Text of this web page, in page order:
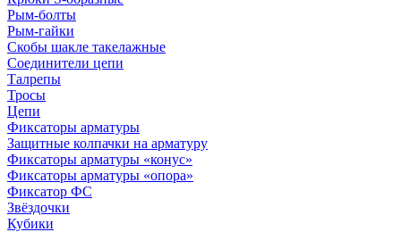
Рым-болты
Рым-гайки
Скобы шакле такелажные
Соединители цепи
Талрепы
Тросы
Цепи
Фиксаторы арматуры
Защитные колпачки на арматуру
Фиксаторы арматуры «конус»
Фиксаторы арматуры «опора»
Фиксатор ФС
Звёздочки
Кубики